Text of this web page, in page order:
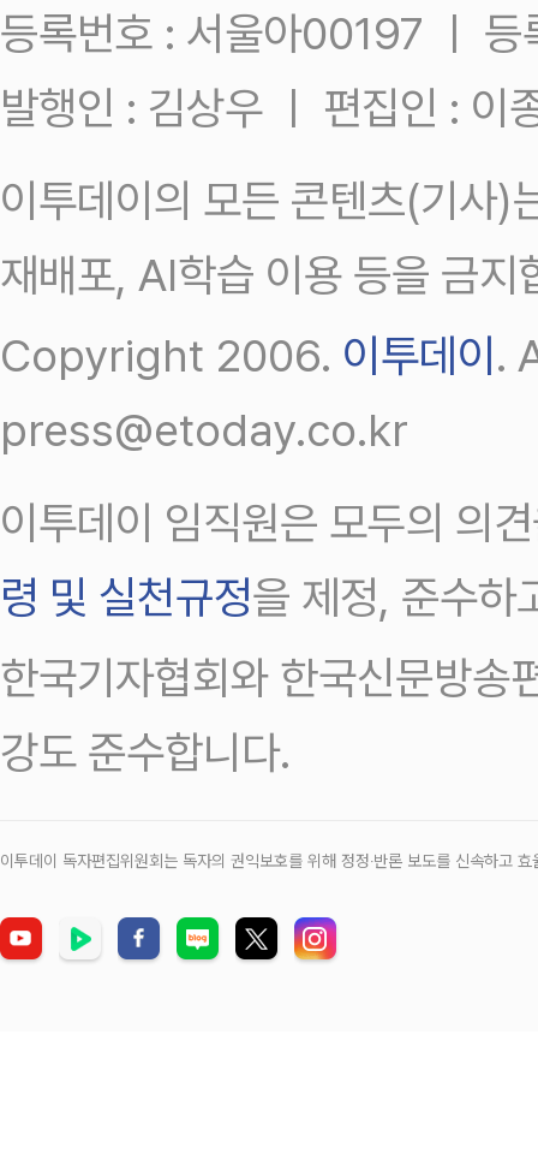
등록번호 : 서울아00197 ㅣ
발행인 : 김상우 ㅣ 편집인 : 이
이투데이의 모든 콘텐츠(기사)
재배포, AI학습 이용 등을 금지
Copyright 2006. 이투데이 .
press@etoday.co.kr
이투데이 임직원은 모두의 의
령 및 실천규정을 제정, 준수하
한국기자협회와 한국신문방송
강도 준수합니다.
이투데이 독자편집위원회는 독자의 권익보호를 위해 정정‧반론 보도를 신속하고